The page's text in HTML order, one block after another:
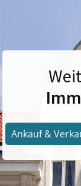
Ankauf &